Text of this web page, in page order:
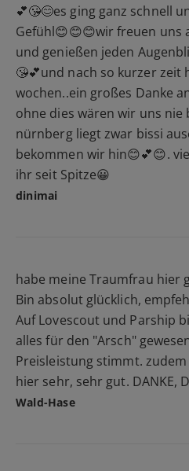
💕😘😊es ging ganz schnell
Gefühl😊😊😊wir freuen uns
und genießen jeden
😘💕und nach so kurzer zeit
wochen..ein großes Danke
ohne dies wären wir uns
nürnberg liegt zwar bissi
bekommen wir hin😊💕😊.
ihr seit Spitze😀
dinimai
habe meine Traumfrau hier
Bin absolut glücklich,
Auf Lovescout und Parship
alles für den "Arsch"
Preisleistung stimmt.
hier sehr, sehr gut. DANKE,
Wald-Hase